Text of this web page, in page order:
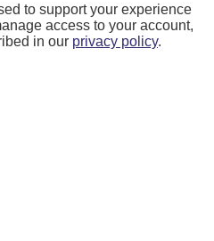
to support your experience
access to your account,
in our privacy policy.